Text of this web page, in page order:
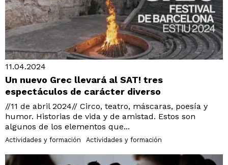
11.04.2024
Un nuevo Grec llevará al SAT! tres
espectáculos de carácter diverso
//11 de abril 2024// Circo, teatro, máscaras, poesía y
humor. Historias de vida y de amistad. Estos son
algunos de los elementos que...
Actividades y formación Actividades y formación